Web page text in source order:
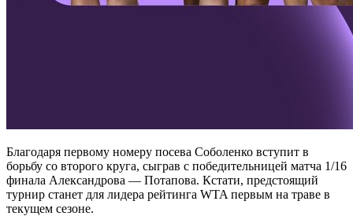
Благодаря первому номеру посева Соболенко вступит в
борьбу со второго круга, сыграв с победительницей матча 1/16
финала Александрова — Потапова. Кстати, предстоящий
турнир станет для лидера рейтинга WTA первым на траве в
текущем сезоне.